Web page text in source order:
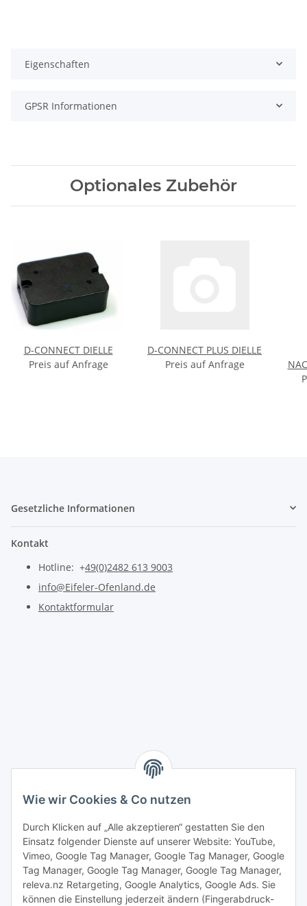
Eigenschaften
GPSR Informationen
Optionales Zubehör
D-CONNECT DIELLE
Preis auf Anfrage
D-CONNECT PLUS DIELLE
Preis auf Anfrage
Gesetzliche Informationen
Kontakt
Hotline: +49(0)2482 613 9003
info@Eifeler-Ofenland.de
Kontaktformular
Wie wir Cookies & Co nutzen
Durch Klicken auf „Alle akzeptieren“ gestatten Sie den
Einsatz folgender Dienste auf unserer Website: YouTube,
Vimeo, Google Tag Manager, Google Tag Manager, Google
Tag Manager, Google Tag Manager, Google Tag Manager,
releva.nz Retargeting, Google Analytics, Google Ads. Sie
können die Einstellung jederzeit ändern (Fingerabdruck-